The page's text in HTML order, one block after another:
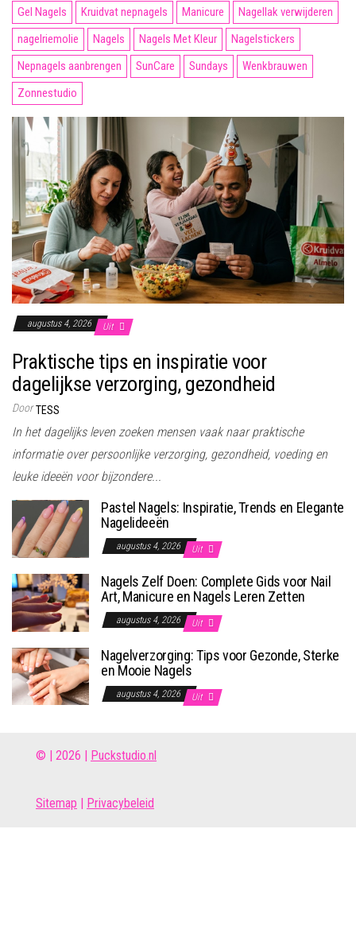
Gel Nagels Kruidvat nepnagels Manicure
Nagellak verwijderen
nagelriemolie
Nagels Nagels Met Kleur
Nagelstickers
Nepnagels aanbrengen
SunCare Sundays
Wenkbrauwen
Zonnestudio
augustus 4, 2026 Uit
Praktische tips en inspiratie voor
dagelijkse verzorging, gezondheid
Door TESS
In het dagelijks leven zoeken mensen vaak naar praktische
informatie over persoonlijke verzorging, gezondheid, voeding en
leuke ideeën voor bijzondere...
Pastel Nagels: Inspiratie, Trends en Elegante
Nagelideeën
augustus 4, 2026 Uit
Nagels Zelf Doen: Complete Gids voor Nail
Art, Manicure en Nagels Leren Zetten
augustus 4, 2026 Uit
Nagelverzorging: Tips voor Gezonde, Sterke
en Mooie Nagels
augustus 4, 2026 Uit
© | 2026 | Puckstudio.nl
Sitemap Privacybeleid